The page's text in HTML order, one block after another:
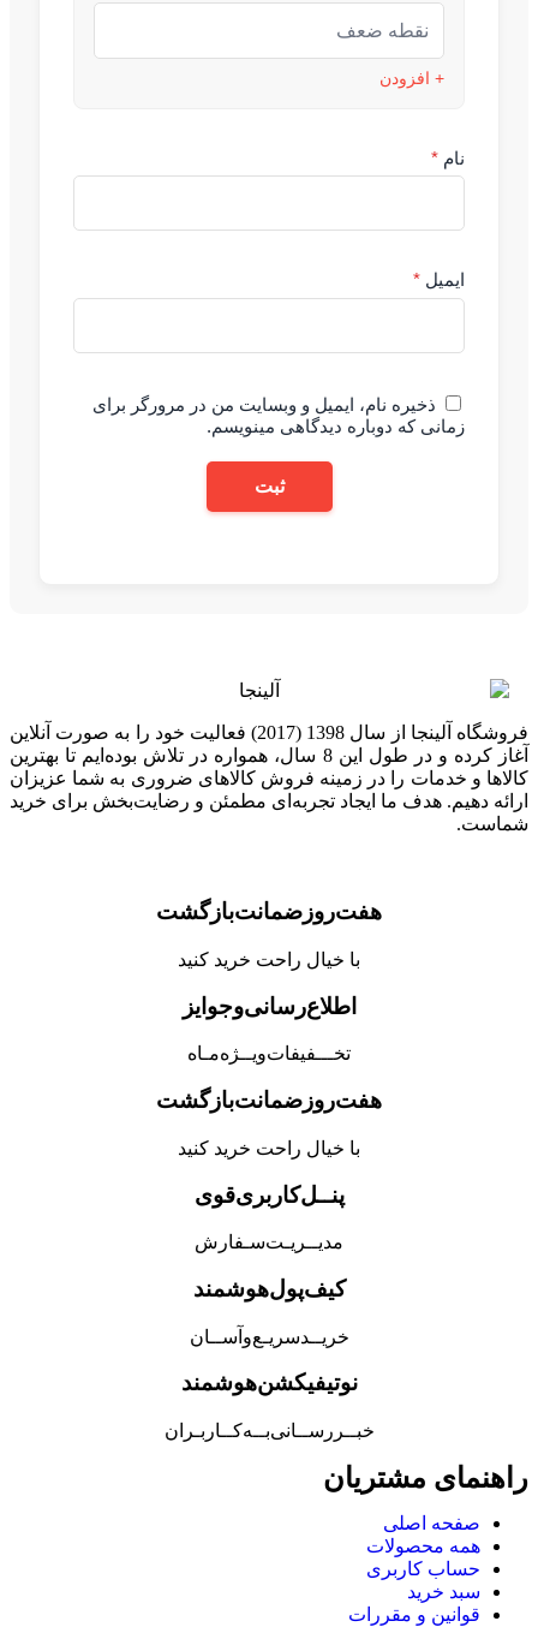
+ افزودن
نام *
ایمیل *
ذخیره نام، ایمیل و وبسایت من در مرورگر برای
زمانی که دوباره دیدگاهی مینویسم.
ثبت
فروشگاه آلینجا از سال 1398 (2017) فعالیت خود را به صورت آنلاین
آغاز کرده و در طول این 8 سال، همواره در تلاش بوده‌ایم تا بهترین
کالاها و خدمات را در زمینه فروش کالاهای ضروری به شما عزیزان
ارائه دهیم. هدف ما ایجاد تجربه‌ای مطمئن و رضایت‌بخش برای خرید
شماست.
هفت‌روز‌ضمانت‌بازگشت
با خیال راحت خرید کنید
اطلاع‌رسانی‌و‌جوایز
تخـــفیفات‌ویــژه‌مـاه
هفت‌روز‌ضمانت‌بازگشت
با خیال راحت خرید کنید
پنــل‌کاربری‌قوی
مدیــریـت‌سـفارش
کیف‌پول‌هوشمند
خریــد‌سریـع‌و‌آســان
نوتیفیکشن‌هوشمند
خبــررســانی‌بــه‌کــاربـران
راهنمای مشتریان
صفحه اصلی
همه محصولات
حساب کاربری
سبد خرید
قوانین و مقررات